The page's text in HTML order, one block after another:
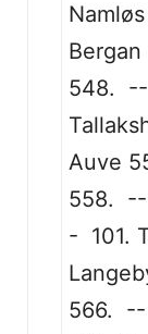
548. --
Auve
558.
- 101.
566.